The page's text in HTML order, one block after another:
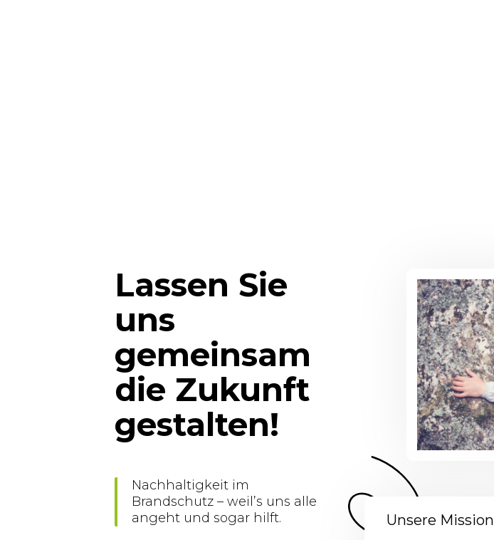
Lassen Sie
uns
gemeinsam
die Zukunft
gestalten!
Nachhaltigkeit im
Brandschutz – weil’s uns alle
angeht und sogar hilft.
Unsere Mission